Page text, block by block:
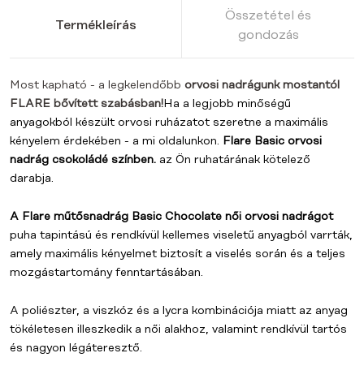
Termékleírás
Összetétel és
gondozás
Most kapható - a legkelendőbb orvosi nadrágunk mostantól
FLARE bővített szabásban!Ha a legjobb minőségű
anyagokból készült orvosi ruházatot szeretne a maximális
kényelem érdekében - a mi oldalunkon. Flare Basic orvosi
nadrág csokoládé színben. az Ön ruhatárának kötelező
darabja.
A Flare műtősnadrág Basic Chocolate női orvosi nadrágot
puha tapintású és rendkívül kellemes viseletű anyagból varrták,
amely maximális kényelmet biztosít a viselés során és a teljes
mozgástartomány fenntartásában.
A poliészter, a viszkóz és a lycra kombinációja miatt az anyag
tökéletesen illeszkedik a női alakhoz, valamint rendkívül tartós
és nagyon légáteresztő.